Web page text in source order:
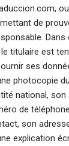
de
Dans
titulaire est
ses
photocopie du
national, son
de
son
explication